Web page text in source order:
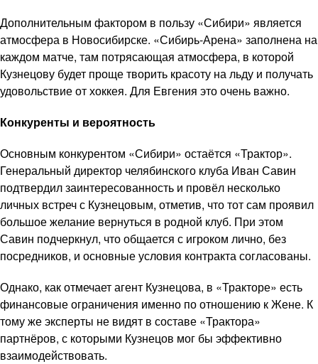
Дополнительным фактором в пользу «Сибири» является
атмосфера в Новосибирске. «Сибирь-Арена» заполнена на
каждом матче, там потрясающая атмосфера, в которой
Кузнецову будет проще творить красоту на льду и получать
удовольствие от хоккея. Для Евгения это очень важно.
Конкуренты и вероятность
Основным конкурентом «Сибири» остаётся «Трактор».
Генеральный директор челябинского клуба Иван Савин
подтвердил заинтересованность и провёл несколько
личных встреч с Кузнецовым, отметив, что тот сам проявил
большое желание вернуться в родной клуб. При этом
Савин подчеркнул, что общается с игроком лично, без
посредников, и основные условия контракта согласованы.
Однако, как отмечает агент Кузнецова, в «Тракторе» есть
финансовые ограничения именно по отношению к Жене. К
тому же эксперты не видят в составе «Трактора»
партнёров, с которыми Кузнецов мог бы эффективно
взаимодействовать.